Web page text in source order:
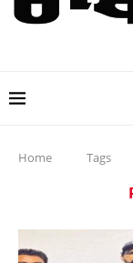
Home Tags